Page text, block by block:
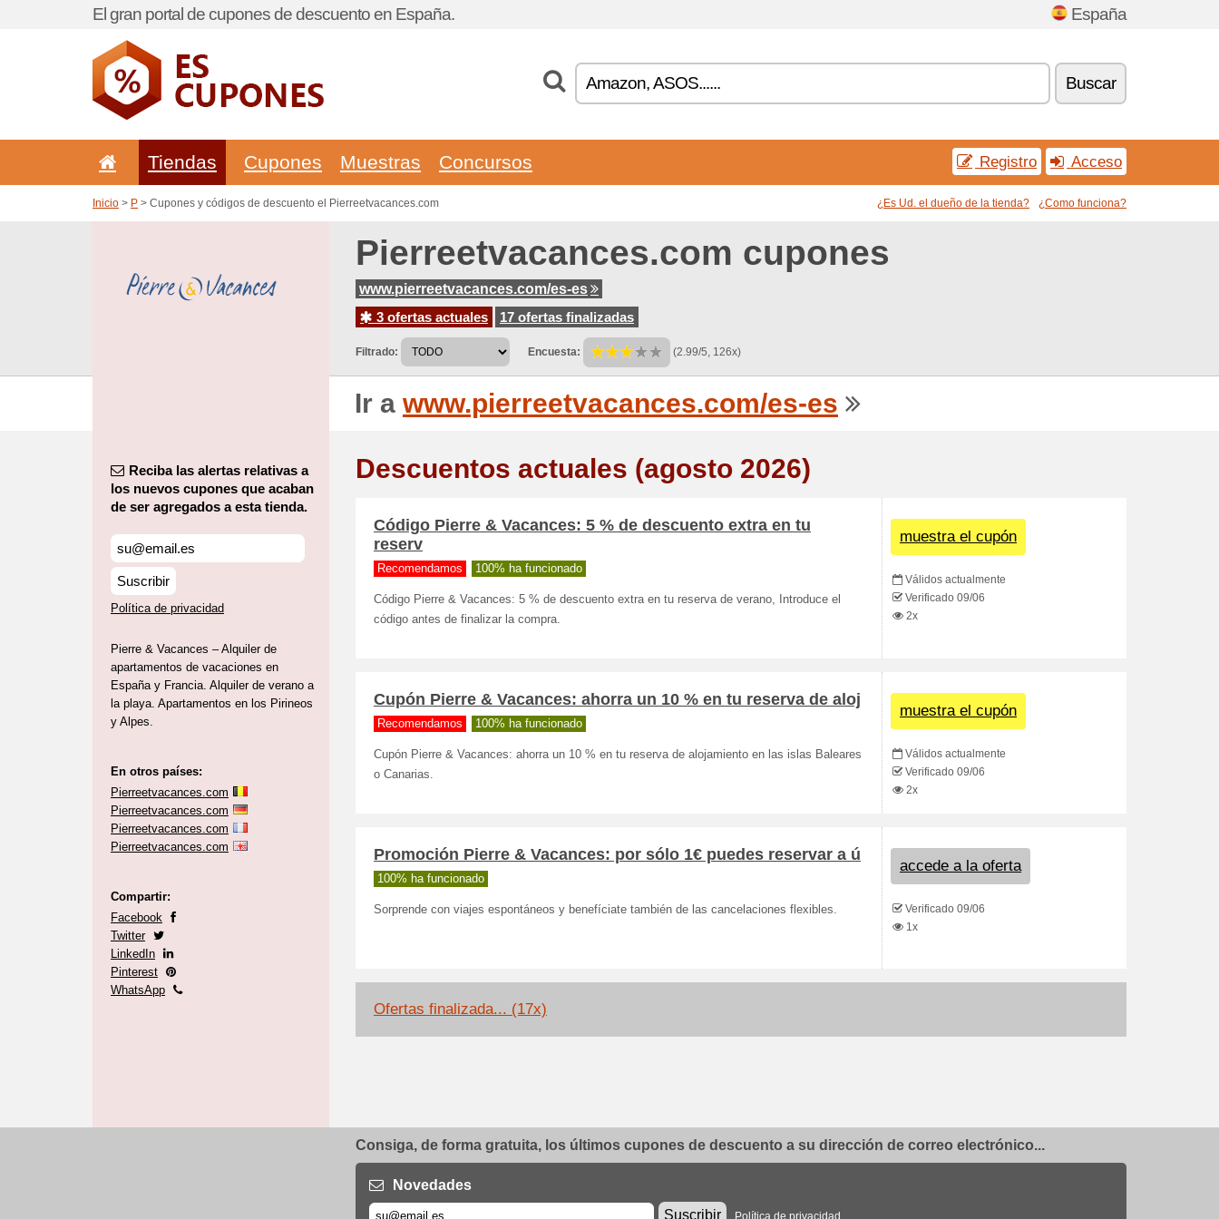
El gran portal de cupones de descuento en España. España
Buscar
Tiendas Cupones Muestras Concursos Registro Acceso
Inicio > P > Cupones y códigos de descuento el Pierreetvacances.com ¿Es Ud. el dueño de la tienda? ¿Como funciona?
Pierreetvacances.com cupones
www.pierreetvacances.com/es-es
3 ofertas actuales
17 ofertas finalizadas
Filtrado: Encuesta: (2.99/5, 126x)
Ir a www.pierreetvacances.com/es-es
Reciba las alertas relativas a
los nuevos cupones que acaban
de ser agregados a esta tienda.
Suscribir
Política de privacidad
Pierre & Vacances – Alquiler de
apartamentos de vacaciones en
España y Francia. Alquiler de verano a
la playa. Apartamentos en los Pirineos
y Alpes.
En otros países:
Pierreetvacances.com
Pierreetvacances.com
Pierreetvacances.com
Pierreetvacances.com
Compartir:
Facebook
Twitter
LinkedIn
Pinterest
WhatsApp
Descuentos actuales (agosto 2026)
Código Pierre & Vacances: 5 % de descuento extra en tu
reserv
Recomendamos 100% ha funcionado
Código Pierre & Vacances: 5 % de descuento extra en tu reserva de verano, Introduce el
código antes de finalizar la compra.
muestra el cupón
Válidos actualmente
Verificado 09/06
2x
Cupón Pierre & Vacances: ahorra un 10 % en tu reserva de aloj
Recomendamos 100% ha funcionado
Cupón Pierre & Vacances: ahorra un 10 % en tu reserva de alojamiento en las islas Baleares
o Canarias.
muestra el cupón
Válidos actualmente
Verificado 09/06
2x
Promoción Pierre & Vacances: por sólo 1€ puedes reservar a ú
100% ha funcionado
Sorprende con viajes espontáneos y benefíciate también de las cancelaciones flexibles.
accede a la oferta
Verificado 09/06
1x
Ofertas finalizada... (17x)
Consiga, de forma gratuita, los últimos cupones de descuento a su dirección de correo electrónico...
Novedades
Suscribir
Política de privacidad